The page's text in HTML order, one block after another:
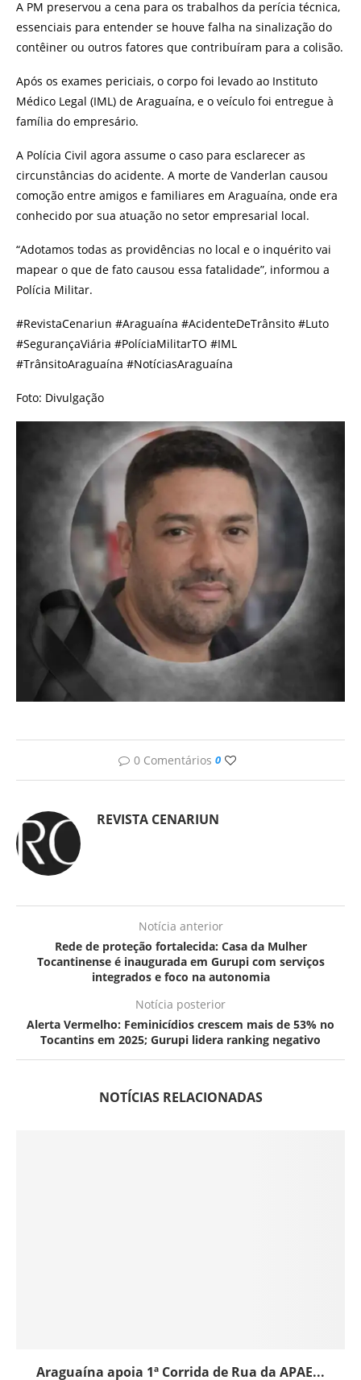
A PM preservou a cena para os trabalhos da perícia técnica,
essenciais para entender se houve falha na sinalização do
contêiner ou outros fatores que contribuíram para a colisão.
Após os exames periciais, o corpo foi levado ao Instituto
Médico Legal (IML) de Araguaína, e o veículo foi entregue à
família do empresário.
A Polícia Civil agora assume o caso para esclarecer as
circunstâncias do acidente. A morte de Vanderlan causou
comoção entre amigos e familiares em Araguaína, onde era
conhecido por sua atuação no setor empresarial local.
“Adotamos todas as providências no local e o inquérito vai
mapear o que de fato causou essa fatalidade”, informou a
Polícia Militar.
#RevistaCenariun #Araguaína #AcidenteDeTrânsito #Luto
#SegurançaViária #PolíciaMilitarTO #IML
#TrânsitoAraguaína #NotíciasAraguaína
Foto: Divulgação
0 Comentários 0
REVISTA CENARIUN
Notícia anterior
Rede de proteção fortalecida: Casa da Mulher
Tocantinense é inaugurada em Gurupi com serviços
integrados e foco na autonomia
Notícia posterior
Alerta Vermelho: Feminicídios crescem mais de 53% no
Tocantins em 2025; Gurupi lidera ranking negativo
NOTÍCIAS RELACIONADAS
Araguaína apoia 1ª Corrida de Rua da APAE...